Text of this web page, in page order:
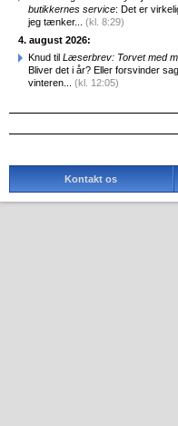
butikkernes service: Det er
jeg tænker... (kl. 8:29)
4. august 2026:
Knud til Læserbrev: Torvet med
Bliver det i år? Eller forsvinder
vinteren... (kl. 12:05)
Kontakt os